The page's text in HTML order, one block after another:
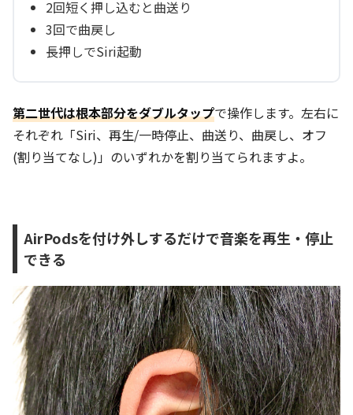
2回短く押し込むと曲送り
3回で曲戻し
長押しでSiri起動
第二世代は根本部分をダブルタップで操作します。左右に
それぞれ「Siri、再生/一時停止、曲送り、曲戻し、オフ
(割り当てなし)」のいずれかを割り当てられますよ。
AirPodsを付け外しするだけで音楽を再生・停止
できる